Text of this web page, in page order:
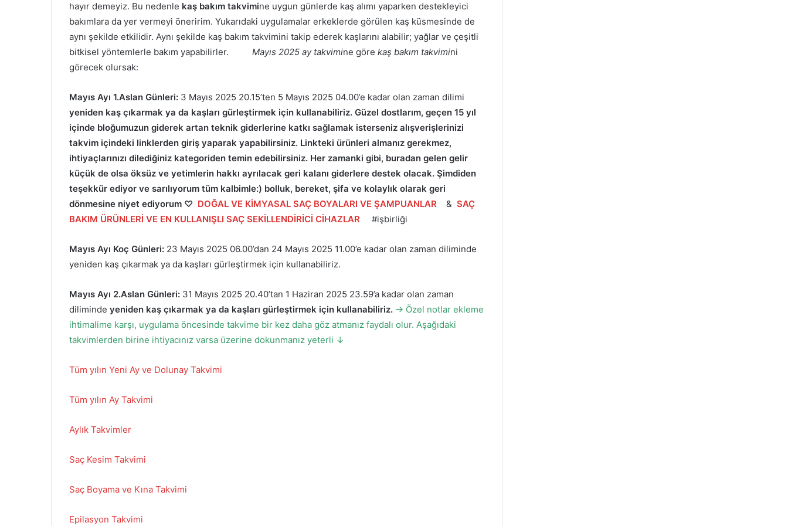
hayır demeyiz. Bu nedenle kaş bakım takvimine uygun günlerde kaş alımı yaparken destekleyici
bakımlara da yer vermeyi öneririm. Yukarıdaki uygulamalar erkeklerde görülen kaş küsmesinde de
aynı şekilde etkilidir. Aynı şekilde kaş bakım takvimini takip ederek kaşlarını alabilir; yağlar ve çeşitli
bitkisel yöntemlerle bakım yapabilirler. Mayıs 2025 ay takvimine göre kaş bakım takvimini
görecek olursak:
Mayıs Ayı 1.Aslan Günleri: 3 Mayıs 2025 20.15’ten 5 Mayıs 2025 04.00’e kadar olan zaman dilimi
yeniden kaş çıkarmak ya da kaşları gürleştirmek için kullanabiliriz. Güzel dostlarım, geçen 15 yıl
içinde bloğumuzun giderek artan teknik giderlerine katkı sağlamak isterseniz alışverişlerinizi
takvim içindeki linklerden giriş yaparak yapabilirsiniz. Linkteki ürünleri almanız gerekmez,
ihtiyaçlarınızı dilediğiniz kategoriden temin edebilirsiniz. Her zamanki gibi, buradan gelen gelir
küçük de olsa öksüz ve yetimlerin hakkı ayrılacak geri kalanı giderlere destek olacak. Şimdiden
teşekkür ediyor ve sarılıyorum tüm kalbimle:) bolluk, bereket, şifa ve kolaylık olarak geri
dönmesine niyet ediyorum ♡ DOĞAL VE KİMYASAL SAÇ BOYALARI VE ŞAMPUANLAR & SAÇ
BAKIM ÜRÜNLERİ VE EN KULLANIŞLI SAÇ SEKİLLENDİRİCİ CİHAZLAR #işbirliği
Mayıs Ayı Koç Günleri: 23 Mayıs 2025 06.00’dan 24 Mayıs 2025 11.00’e kadar olan zaman diliminde
yeniden kaş çıkarmak ya da kaşları gürleştirmek için kullanabiliriz.
Mayıs Ayı 2.Aslan Günleri: 31 Mayıs 2025 20.40’tan 1 Haziran 2025 23.59’a kadar olan zaman
diliminde yeniden kaş çıkarmak ya da kaşları gürleştirmek için kullanabiliriz. → Özel notlar ekleme
ihtimalime karşı, uygulama öncesinde takvime bir kez daha göz atmanız faydalı olur. Aşağıdaki
takvimlerden birine ihtiyacınız varsa üzerine dokunmanız yeterli ↓
Tüm yılın Yeni Ay ve Dolunay Takvimi
Tüm yılın Ay Takvimi
Aylık Takvimler
Saç Kesim Takvimi
Saç Boyama ve Kına Takvimi
Epilasyon Takvimi